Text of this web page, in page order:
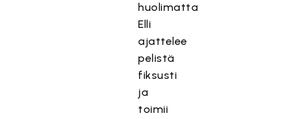
huolimatta
Elli
ajattelee
pelistä
fiksusti
ja
toimii